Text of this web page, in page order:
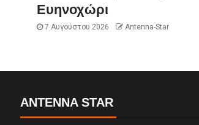
Ευηνοχώρι
7 Αυγούστου 2026 Antenna-Star
ANTENNA STAR